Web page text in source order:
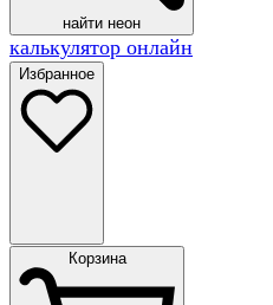
найти неон
калькулятор онлайн
Избранное
Корзина